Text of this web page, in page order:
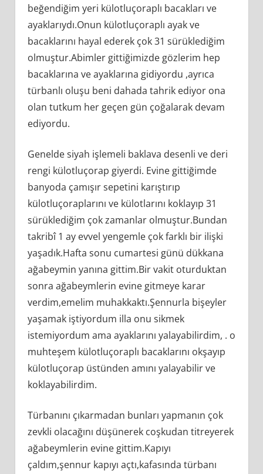
beğendiğim yeri külotluçoraplı bacakları ve
ayaklarıydı.Onun külotluçoraplı ayak ve
bacaklarını hayal ederek çok 31 sürüklediğim
olmuştur.Abimler gittiğimizde gözlerim hep
bacaklarına ve ayaklarına gidiyordu ,ayrıca
türbanlı oluşu beni dahada tahrik ediyor ona
olan tutkum her geçen gün çoğalarak devam
ediyordu.
Genelde siyah işlemeli baklava desenli ve deri
rengi külotluçorap giyerdi. Evine gittiğimde
banyoda çamışır sepetini karıştırıp
külotluçoraplarını ve külotlarını koklayıp 31
sürüklediğim çok zamanlar olmuştur.Bundan
takribî 1 ay evvel yengemle çok farklı bir ilişki
yaşadık.Hafta sonu cumartesi günü dükkana
ağabeymin yanına gittim.Bir vakit oturduktan
sonra ağabeymlerin evine gitmeye karar
verdim,emelim muhakkaktı.Şennurla bişeyler
yaşamak iştiyordum illa onu sikmek
istemiyordum ama ayaklarını yalayabilirdim, . o
muhteşem külotluçoraplı bacaklarını okşayıp
külotluçorap üstünden amını yalayabilir ve
koklayabilirdim.
Türbanını çıkarmadan bunları yapmanın çok
zevkli olacağını düşünerek coşkudan titreyerek
ağabeymlerin evine gittim.Kapıyı
çaldım,şennur kapıyı açtı,kafasında türbanı